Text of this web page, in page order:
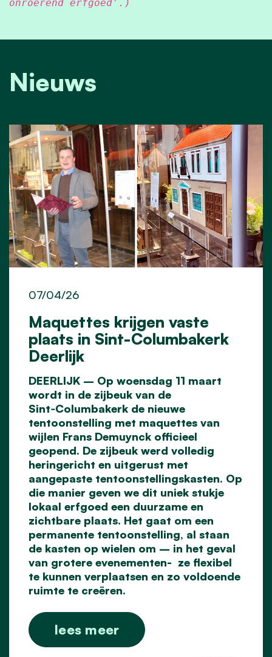
onroerend erfgoed'.)
Nieuws
Maquettes krijgen vaste
plaats in Sint-Columbakerk
Deerlijk
07/04/26
DEERLIJK – Op woensdag 11 maart
wordt in de zijbeuk van de
Sint‑Columbakerk de nieuwe
tentoonstelling met maquettes van
wijlen Frans Demuynck officieel
geopend. De zijbeuk werd volledig
heringericht en uitgerust met
aangepaste tentoonstellingskasten. Op
die manier geven we dit uniek stukje
lokaal erfgoed een duurzame en
zichtbare plaats. Het gaat om een
permanente tentoonstelling, al staan
de kasten op wielen om – in het geval
van grotere evenementen- ze flexibel
te kunnen verplaatsen en zo voldoende
ruimte te creëren.
lees meer